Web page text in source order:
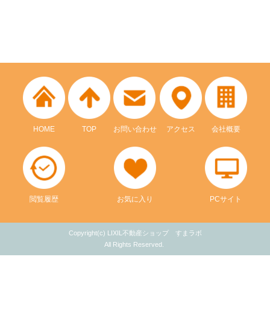
HOME TOP お問い合わせ アクセス 会社概要
閲覧履歴 お気に入り PCサイト
Copyright(c) LIXIL不動産ショップ すまラボ
All Rights Reserved.